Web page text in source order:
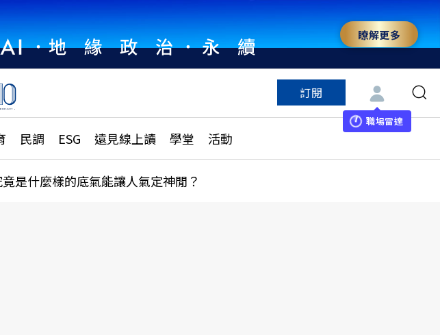
瞭解更多
訂閱
職場雷達
民調 ESG 遠見線上讀 學堂 活動
、職涯攻略
政調查全解析
更多訂閱方案
特色頻道
是什麼樣的底氣能讓人氣定神閒？